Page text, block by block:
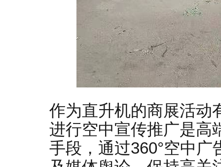
作为直升机的商展活动
进行空中宣传推广是高
手段，通过360°空中